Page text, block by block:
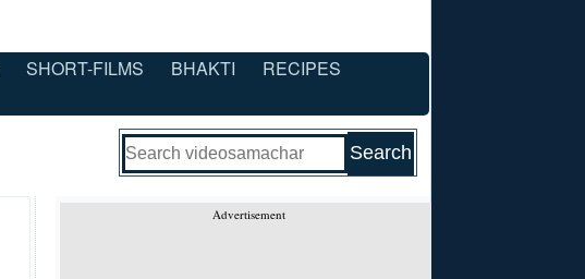
SHORT-FILMS BHAKTI
RECIPES
Advertisement